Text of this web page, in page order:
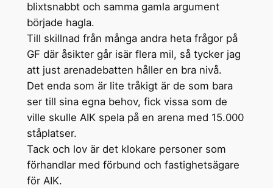
blixtsnabbt och samma gamla argument
började hagla.
Till skillnad från många andra heta frågor på
GF där åsikter går isär flera mil, så tycker jag
att just arenadebatten håller en bra nivå.
Det enda som är lite tråkigt är de som bara
ser till sina egna behov, fick vissa som de
ville skulle AIK spela på en arena med 15.000
ståplatser.
Tack och lov är det klokare personer som
förhandlar med förbund och fastighetsägare
för AIK.